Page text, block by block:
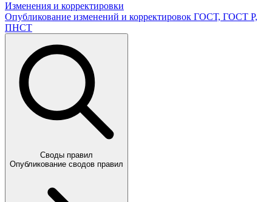
Изменения и корректировки
Опубликование изменений и корректировок ГОСТ, ГОСТ Р,
ПНСТ
Своды правил
Опубликование сводов правил